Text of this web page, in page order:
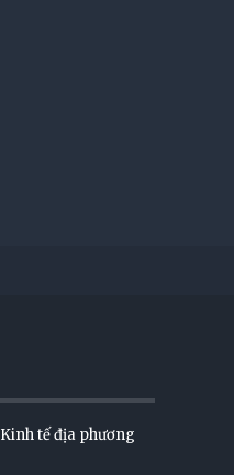
Kinh tế địa phương